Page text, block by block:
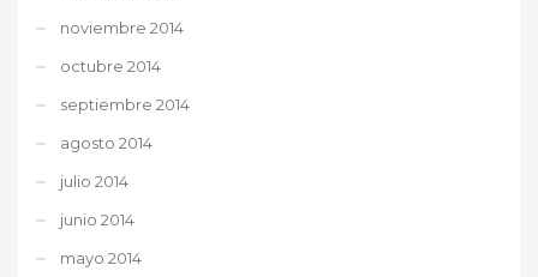
noviembre 2014
octubre 2014
septiembre 2014
agosto 2014
julio 2014
junio 2014
mayo 2014